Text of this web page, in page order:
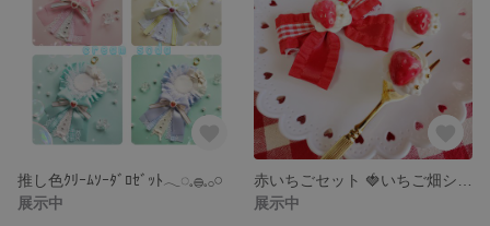
推し色ｸﾘｰﾑｿｰﾀﾞﾛｾﾞｯﾄ𓂃◌𓈒𓐍𓈒𓂂𓏸
展示中
展示中